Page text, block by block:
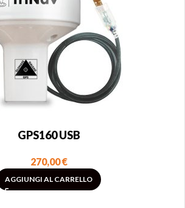
GPS160 USB
270,00€
AGGIUNGI AL CARRELLO